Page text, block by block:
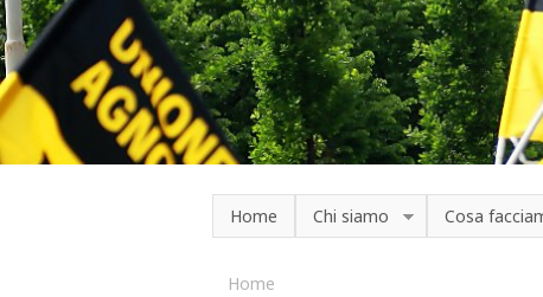
Salta al contenuto principale
Home Chi siamo Cosa
Home